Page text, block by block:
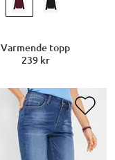
Varmende topp
239 kr